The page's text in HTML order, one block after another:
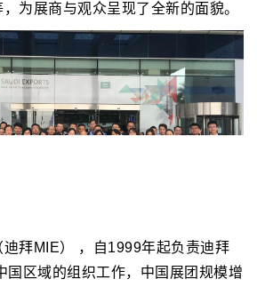
为展商与观众呈现了全新的面貌。
拜MIE） ，自1999年起负责迪拜
国区域的组织工作，中国展团规模增